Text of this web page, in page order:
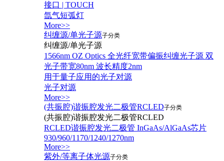
接口 | TOUCH
氙气短弧灯
More>>
纠缠源/单光子源子分类
纠缠源/单光子源
1566nm OZ Optics 全光纤宽带偏振纠缠光子源 双
光子带宽80nm 波长精度2nm
用于量子应用的光子对源
光子对源
More>>
(共振腔)谐振腔发光二极管RCLED子分类
(共振腔)谐振腔发光二极管RCLED
RCLED谐振腔发光二极管 InGaAs/AlGaAs芯片
930/960/1170/1240/1270nm
More>>
紫外/等离子体光源子分类